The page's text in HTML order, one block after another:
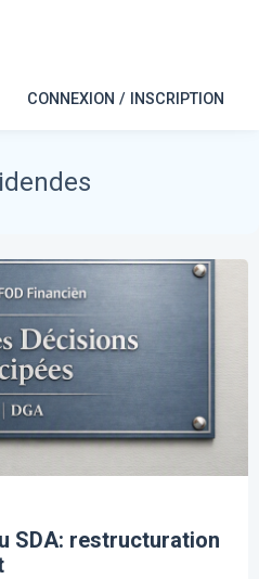
CONNEXION / INSCRIPTION
SDA: restructuration